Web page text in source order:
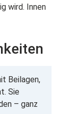
wird. Innen
Beilagen,
Sie
– ganz